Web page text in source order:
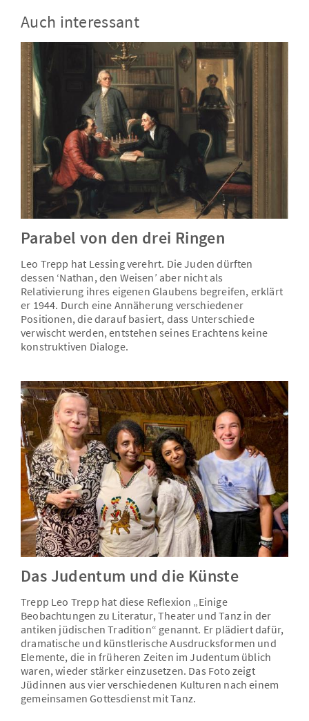
Auch interessant
Parabel von den drei Ringen
Leo Trepp hat Lessing verehrt. Die Juden dürften
dessen ‘Nathan, den Weisen’ aber nicht als
Relativierung ihres eigenen Glaubens begreifen, erklärt
er 1944. Durch eine Annäherung verschiedener
Positionen, die darauf basiert, dass Unterschiede
verwischt werden, entstehen seines Erachtens keine
konstruktiven Dialoge.
Das Judentum und die Künste
Trepp Leo Trepp hat diese Reflexion „Einige
Beobachtungen zu Literatur, Theater und Tanz in der
antiken jüdischen Tradition“ genannt. Er plädiert dafür,
dramatische und künstlerische Ausdrucksformen und
Elemente, die in früheren Zeiten im Judentum üblich
waren, wieder stärker einzusetzen. Das Foto zeigt
Jüdinnen aus vier verschiedenen Kulturen nach einem
gemeinsamen Gottesdienst mit Tanz.